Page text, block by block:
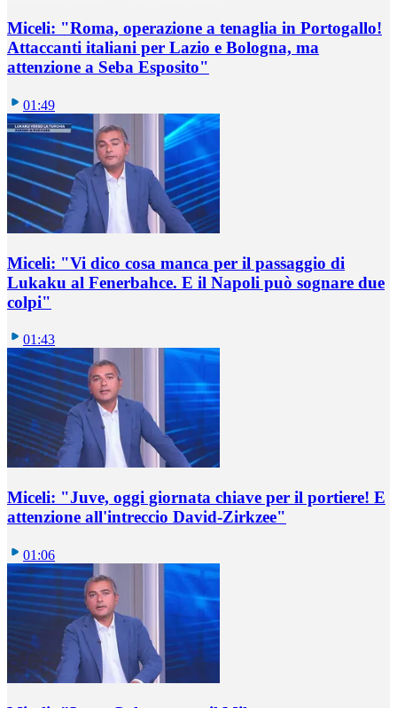
Miceli: "Roma, operazione a tenaglia in Portogallo!
Attaccanti italiani per Lazio e Bologna, ma
attenzione a Seba Esposito"
01:49
Miceli: "Vi dico cosa manca per il passaggio di
Lukaku al Fenerbahce. E il Napoli può sognare due
colpi"
01:43
Miceli: "Juve, oggi giornata chiave per il portiere! E
attenzione all'intreccio David-Zirkzee"
01:06